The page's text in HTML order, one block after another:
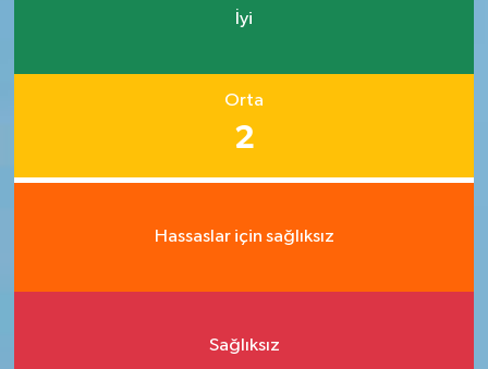
İyi
Orta
2
Hassaslar için sağlıksız
Sağlıksız